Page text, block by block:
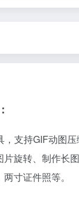
，支持GIF动图
旋转、制作长
寸证件照等。